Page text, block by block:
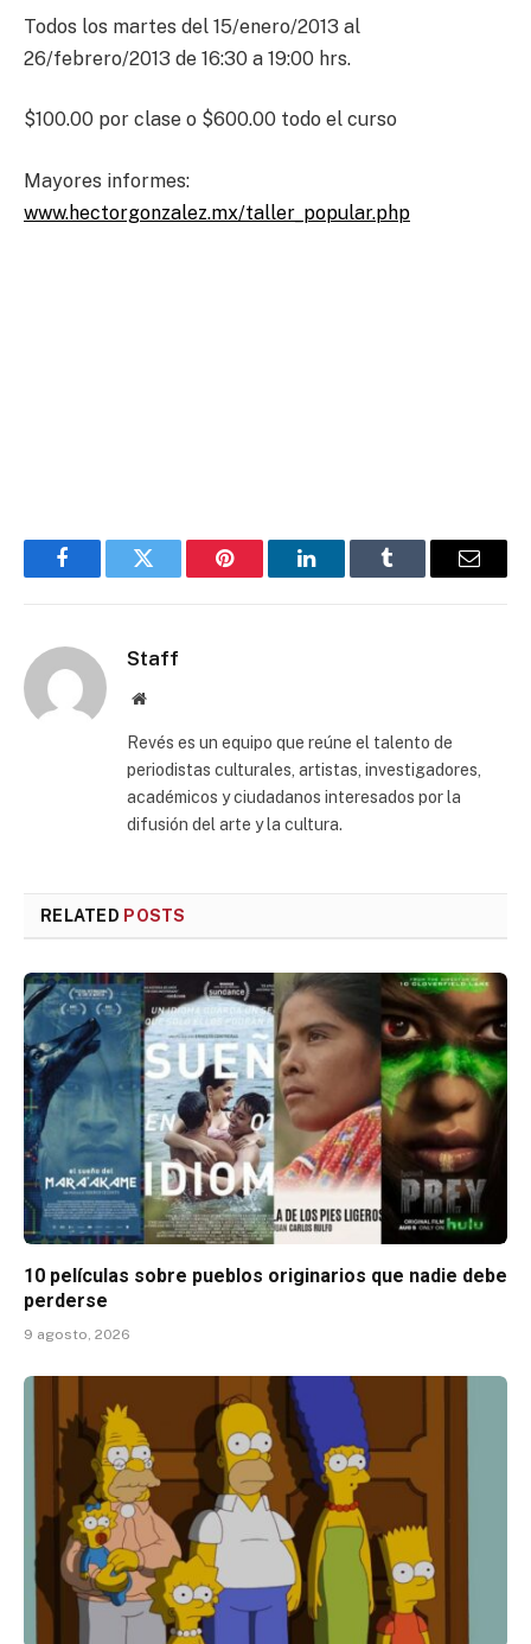
Todos los martes del 15/enero/2013 al
26/febrero/2013 de 16:30 a 19:00 hrs.
$100.00 por clase o $600.00 todo el curso
Mayores informes:
www.hectorgonzalez.mx/taller_popular.php
FacebookTwitter Pinterest LinkedInTumblr Email
Staff
Website
Revés es un equipo que reúne el talento de
periodistas culturales, artistas, investigadores,
académicos y ciudadanos interesados por la
difusión del arte y la cultura.
RELATED POSTS
10 películas sobre pueblos originarios que nadie debe
perderse
9 agosto, 2026